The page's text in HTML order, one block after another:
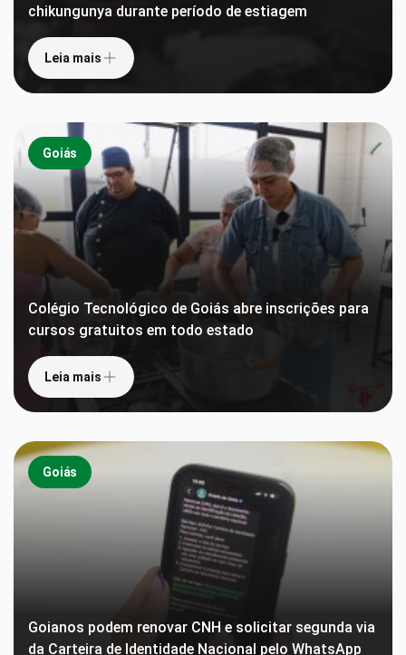
chikungunya durante período de estiagem
Leia mais
Goiás
Colégio Tecnológico de Goiás abre inscrições para
cursos gratuitos em todo estado
Leia mais
Goiás
Goianos podem renovar CNH e solicitar segunda via
da Carteira de Identidade Nacional pelo WhatsApp